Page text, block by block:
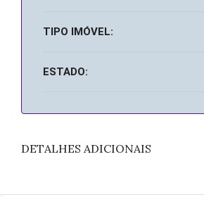
TIPO IMÓVEL:
ESTADO:
DETALHES ADICIONAIS